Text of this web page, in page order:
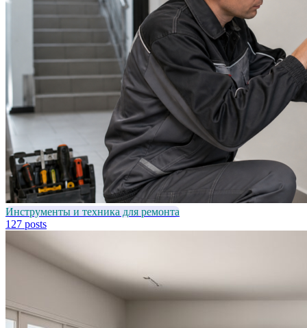
Инструменты и техника для ремонта
127 posts